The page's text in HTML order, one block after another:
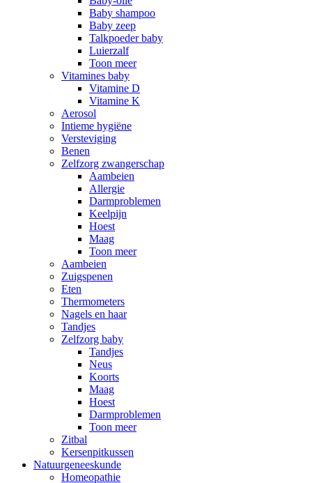
Baby shampoo
Baby zeep
Talkpoeder baby
Luierzalf
Toon meer
Vitamines baby
Vitamine D
Vitamine K
Aerosol
Intieme hygiëne
Versteviging
Benen
Zelfzorg zwangerschap
Aambeien
Allergie
Darmproblemen
Keelpijn
Hoest
Maag
Toon meer
Aambeien
Zuigspenen
Eten
Thermometers
Nagels en haar
Tandjes
Zelfzorg baby
Tandjes
Neus
Koorts
Maag
Hoest
Darmproblemen
Toon meer
Zitbal
Kersenpitkussen
Natuurgeneeskunde
Homeopathie